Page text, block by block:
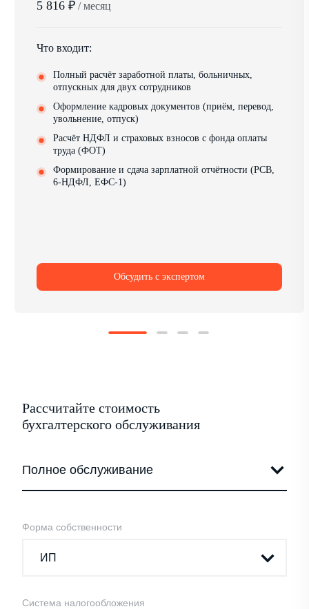
5 816 ₽ / месяц
Что входит:
Полный расчёт заработной платы, больничных,
отпускных для двух сотрудников
Оформление кадровых документов (приём, перевод,
увольнение, отпуск)
Расчёт НДФЛ и страховых взносов с фонда оплаты
труда (ФОТ)
Формирование и сдача зарплатной отчётности (РСВ,
6-НДФЛ, ЕФС-1)
Обсудить с экспертом
Рассчитайте стоимость
бухгалтерского обслуживания
Форма собственности
Система налогообложения